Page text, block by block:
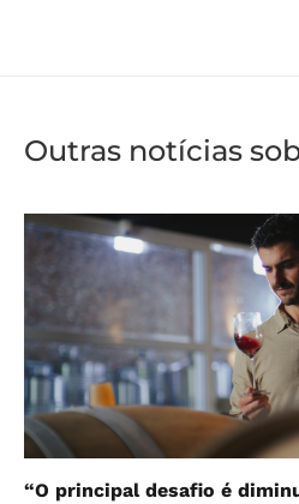
Outras notícias
“O principal desafio é